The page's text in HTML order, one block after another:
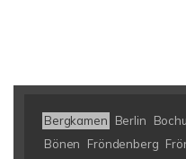
Bergkamen Berlin
Bönen
Fröndenberg